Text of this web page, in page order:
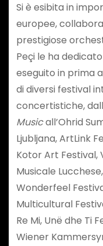
Si è esibita in
europee,
prestigiose
Peçi le ha
eseguito in prima
di diversi festival
concertistiche,
Musicall’Ohrid
Ljubljana, ArtLink
Kotor Art Festival,
Musicale
Wonderfeel
Multicultural
Re Mi, Unë dhe Ti
Wiener